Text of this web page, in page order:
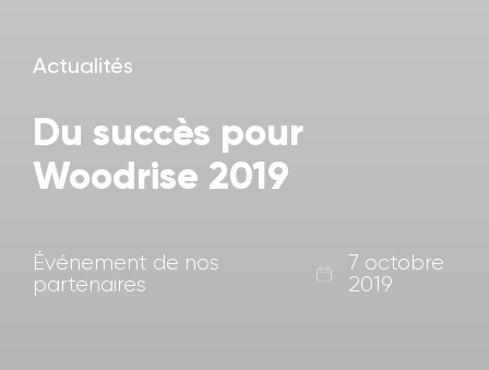
Actualités
Du succès pour
Woodrise 2019
Événement de nos
partenaires
7 octobre
2019